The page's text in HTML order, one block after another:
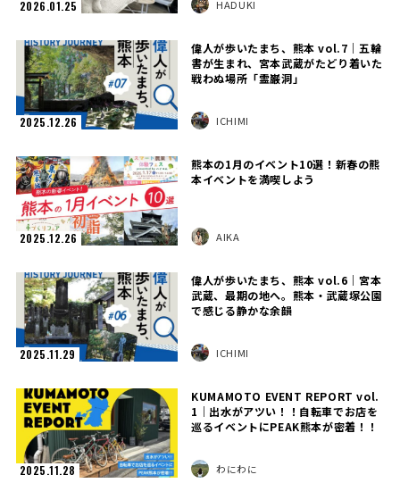
2026.01.25 HADUKI
2025.12.26
偉人が歩いたまち、熊本 vol.7｜五輪
書が生まれ、宮本武蔵がたどり着いた
戦わぬ場所「霊巌洞」
ICHIMI
2025.12.26
熊本の1月のイベント10選！新春の熊
本イベントを満喫しよう
AIKA
2025.11.29
偉人が歩いたまち、熊本 vol.6｜宮本
武蔵、最期の地へ。熊本・武蔵塚公園
で感じる静かな余韻
ICHIMI
2025.11.28
KUMAMOTO EVENT REPORT vol.
1｜出水がアツい！！自転車でお店を
巡るイベントにPEAK熊本が密着！！
わにわに